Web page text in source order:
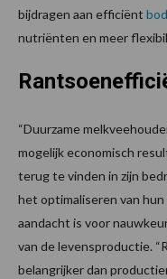
bijdragen aan efficiënt
nutriënten en meer
“Duurzame
mogelijk economisch
terug te vinden in zijn
het optimaliseren van
aandacht is voor
van de levensproductie.
belangrijker dan